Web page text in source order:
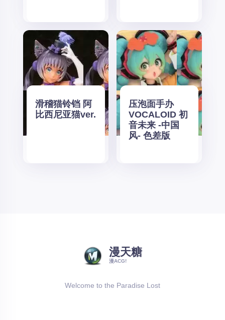
滑稽猫铃铛 阿
比西尼亚猫ver.
压泡面手办
VOCALOID 初
音未来 -中国
风- 色差版
漫天糖
漫ACG!
Welcome to the Paradise Lost